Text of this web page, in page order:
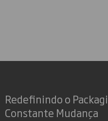
Redefinindo o
Constante Mudança